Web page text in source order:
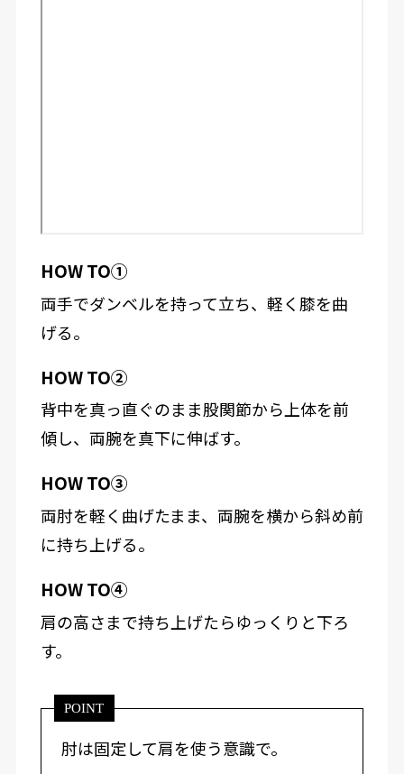
HOW TO①
両手でダンベルを持って立ち、軽く膝を曲
げる。
HOW TO②
背中を真っ直ぐのまま股関節から上体を前
傾し、両腕を真下に伸ばす。
HOW TO③
両肘を軽く曲げたまま、両腕を横から斜め前
に持ち上げる。
HOW TO④
肩の高さまで持ち上げたらゆっくりと下ろ
す。
POINT
肘は固定して肩を使う意識で。